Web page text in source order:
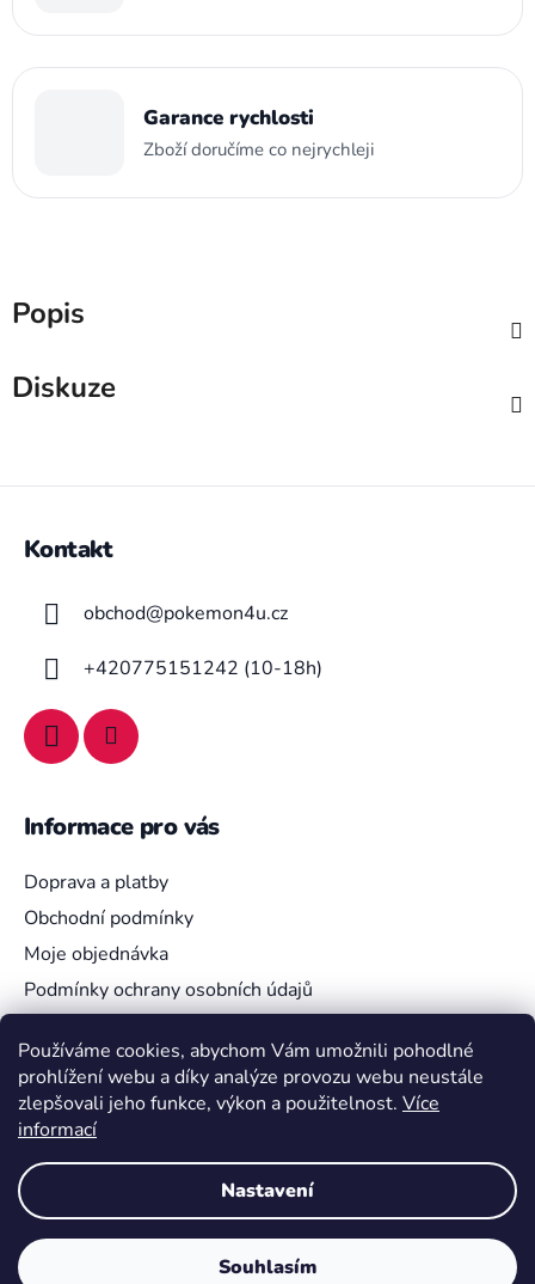
Používáme cookies, abychom Vám umožnili pohodlné
prohlížení webu a díky analýze provozu webu neustále
zlepšovali jeho funkce, výkon a použitelnost. Více
informací
Nastavení
Souhlasím
Garance rychlosti
Zboží doručíme co nejrychleji
Popis
Diskuze
Kontakt
obchod@pokemon4u.cz
+420775151242 (10-18h)
Informace pro vás
Doprava a platby
Obchodní podmínky
Moje objednávka
Podmínky ochrany osobních údajů
Vyhledávání
HLEDAT
Vytvořil Shoptet